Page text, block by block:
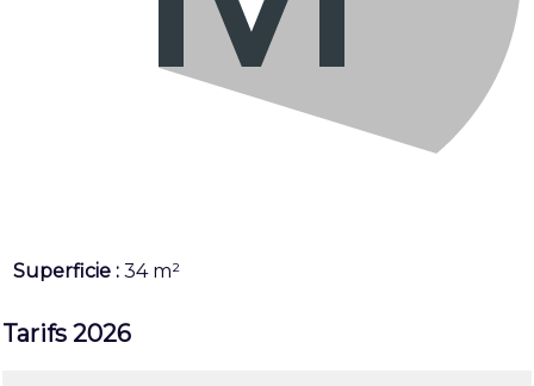
Superficie : 34 m²
Tarifs 2026